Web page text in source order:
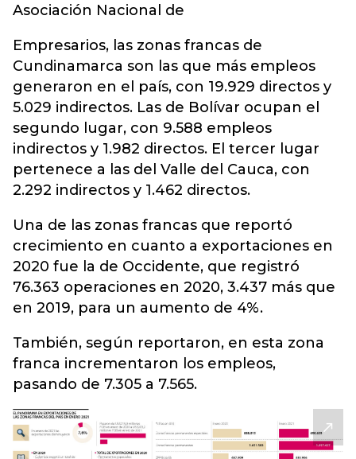
Asociación Nacional de
Empresarios, las zonas francas de
Cundinamarca son las que más empleos
generaron en el país, con 19.929 directos y
5.029 indirectos. Las de Bolívar ocupan el
segundo lugar, con 9.588 empleos
indirectos y 1.982 directos. El tercer lugar
pertenece a las del Valle del Cauca, con
2.292 indirectos y 1.462 directos.
Una de las zonas francas que reportó
crecimiento en cuanto a exportaciones en
2020 fue la de Occidente, que registró
76.363 operaciones en 2020, 3.437 más que
en 2019, para un aumento de 4%.
También, según reportaron, en esta zona
franca incrementaron los empleos,
pasando de 7.305 a 7.565.